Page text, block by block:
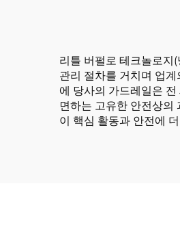
리틀 버펄로 테크놀로지
관리 절차를 거치며 업
에 당사의 가드레일은
면하는 고유한 안전상의
이 핵심 활동과 안전에